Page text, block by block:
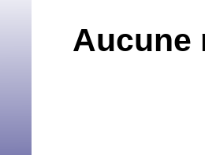
Aucune